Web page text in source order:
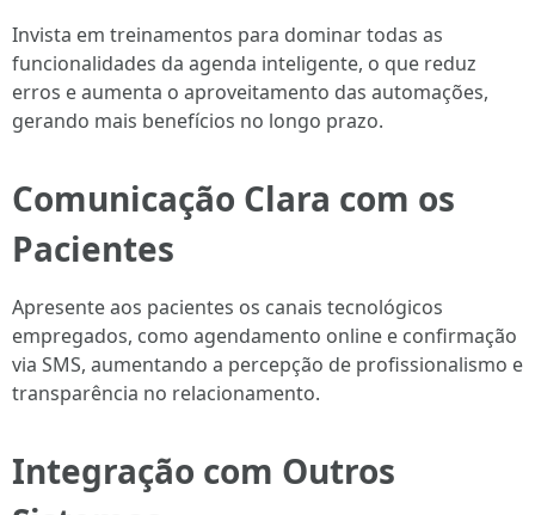
Invista em treinamentos para dominar todas as
funcionalidades da agenda inteligente, o que reduz
erros e aumenta o aproveitamento das automações,
gerando mais benefícios no longo prazo.
Comunicação Clara com os
Pacientes
Apresente aos pacientes os canais tecnológicos
empregados, como agendamento online e confirmação
via SMS, aumentando a percepção de profissionalismo e
transparência no relacionamento.
Integração com Outros